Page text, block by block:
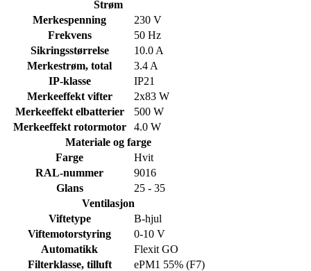
Strøm
Merkespenning
230 V
Frekvens
50 Hz
Sikringsstørrelse
10.0 A
Merkestrøm, total
3.4 A
IP-klasse
IP21
Merkeeffekt vifter
2x83 W
Merkeeffekt elbatterier
500 W
Merkeeffekt rotormotor
4.0 W
Materiale og farge
Farge
Hvit
RAL-nummer
9016
Glans
25 - 35
Ventilasjon
Viftetype
B-hjul
Viftemotorstyring
0-10 V
Automatikk
Flexit GO
Filterklasse, tilluft
ePM1 55% (F7)